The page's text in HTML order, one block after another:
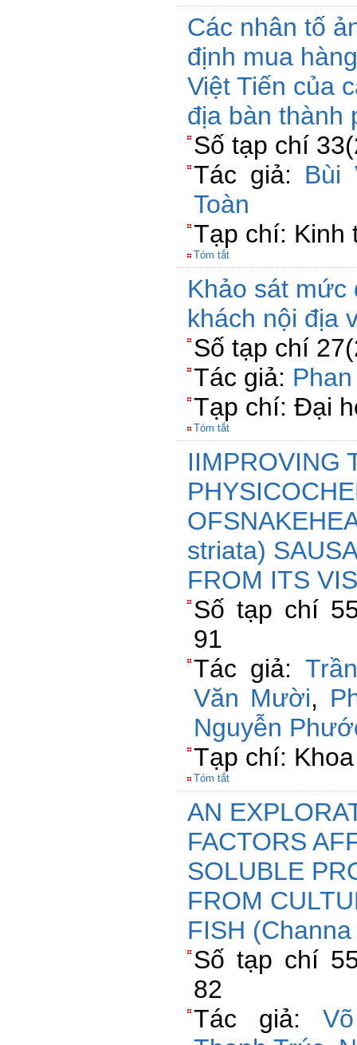
Các nhân tố
định mua
Việt Tiến của
địa bàn thành
Số tạp chí
Tác giả: Bùi
Toàn
Tạp chí: Kinh
Tóm tắt
Khảo sát mức
khách nội địa
Số tạp chí
Tác giả:
Tạp chí: Đại
Tóm tắt
IIMPROVING
striata)
FROM ITS
Số tạp chí
91
Tác giả:
Văn Mười,
Nguyễn
Tạp chí:
Tóm tắt
AN
FACTORS
SOLUBLE
FROM
FISH
Số tạp chí
82
Tác giả: